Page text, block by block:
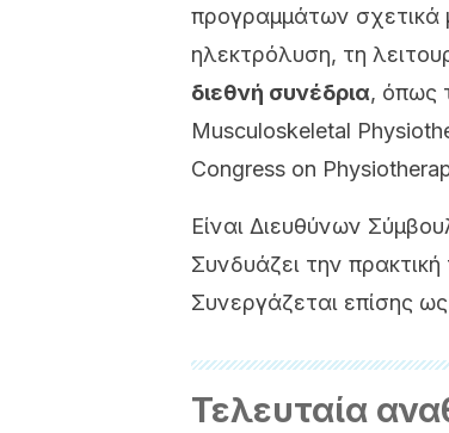
προγραμμάτων σχετικά
ηλεκτρόλυση, τη
διεθνή συνέδρια, όπως
Musculoskeletal
Congress on
Είναι Διευθύνων
Συνδυάζει την
Συνεργάζεται επίσης
Τελευταία